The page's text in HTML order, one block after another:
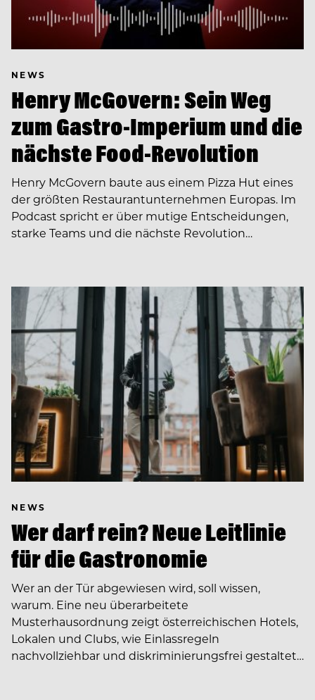
NEWS
Henry McGovern: Sein Weg
zum Gastro-Imperium und die
nächste Food-Revolution
Henry McGovern baute aus einem Pizza Hut eines
der größten Restaurantunternehmen Europas. Im
Podcast spricht er über mutige Entscheidungen,
starke Teams und die nächste Revolution…
NEWS
Wer darf rein? Neue Leitlinie
für die Gastronomie
Wer an der Tür abgewiesen wird, soll wissen,
warum. Eine neu überarbeitete
Musterhausordnung zeigt österreichischen Hotels,
Lokalen und Clubs, wie Einlassregeln
nachvollziehbar und diskriminierungsfrei gestaltet…